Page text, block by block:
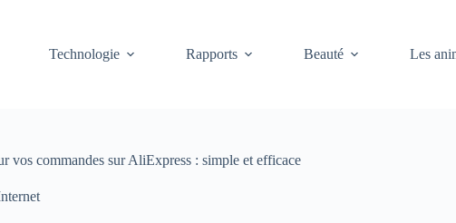
Technologie Rapports Beauté Les
vos commandes sur AliExpress : simple et efficace